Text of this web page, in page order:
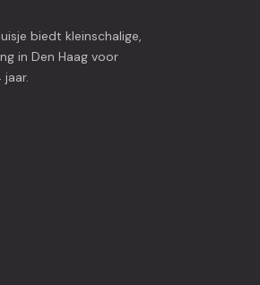
biedt kleinschalige,
in Den Haag voor